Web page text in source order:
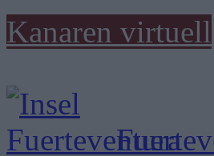
Kanaren virtuell